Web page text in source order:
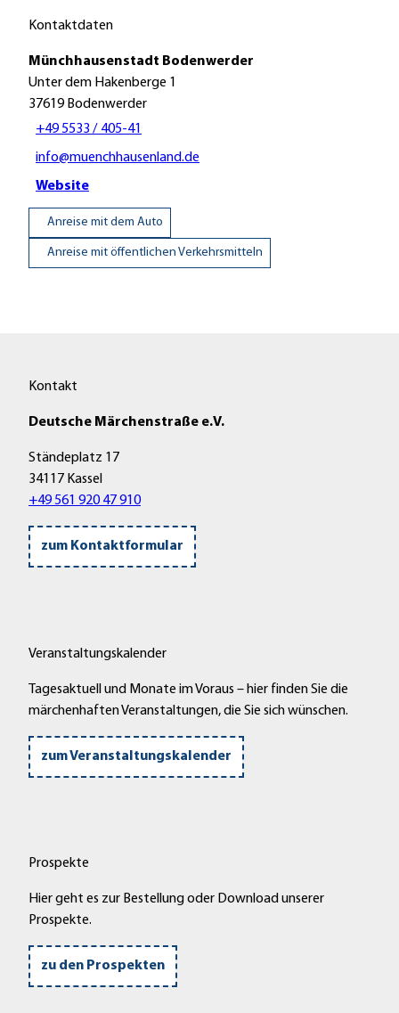
Kontaktdaten
Münchhausenstadt Bodenwerder
Unter dem Hakenberge 1
37619 Bodenwerder
+49 5533 / 405-41
info@muenchhausenland.de
Website
Anreise mit dem Auto
Anreise mit öffentlichen Verkehrsmitteln
Kontakt
Deutsche Märchenstraße e.V.
Ständeplatz 17
34117 Kassel
+49 561 920 47 910
zum Kontaktformular
Veranstaltungskalender
Tagesaktuell und Monate im Voraus – hier finden Sie die
märchenhaften Veranstaltungen, die Sie sich wünschen.
zum Veranstaltungskalender
Prospekte
Hier geht es zur Bestellung oder Download unserer
Prospekte.
zu den Prospekten